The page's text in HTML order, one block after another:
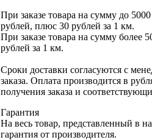
При заказе товара на сумму до
рублей, плюс 30 рублей за 1 км.
При заказе товара на сумму более
рублей за 1 км.
Сроки доставки согласуются с
заказа. Оплата производится в
получения заказа и
Гарантия
На весь товар, представленный в
гарантия от производителя.